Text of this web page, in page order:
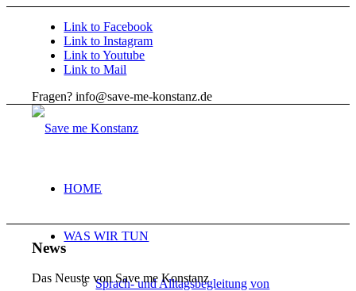
Link to Facebook
Link to Instagram
Link to Youtube
Link to Mail
Fragen? info@save-me-konstanz.de
HOME
WAS WIR TUN
Sprach- und Alltagsbegleitung von
News
Das Neuste von Save me Konstanz